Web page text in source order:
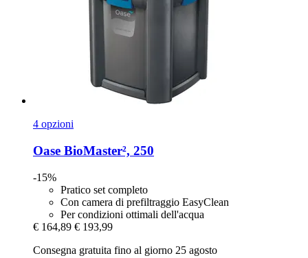
4 opzioni
Oase BioMaster², 250
-15%
Pratico set completo
Con camera di prefiltraggio EasyClean
Per condizioni ottimali dell'acqua
€ 164,89 € 193,99
Consegna gratuita fino al giorno 25 agosto